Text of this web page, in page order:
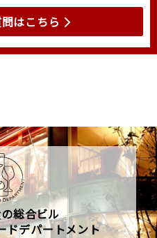
はこちら
総合ビル
ドデパートメント